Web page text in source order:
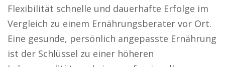
Flexibilität schnelle und dauerhafte Erfolge im
Vergleich zu einem Ernährungsberater vor Ort.
Eine gesunde, persönlich angepasste Ernährung
ist der Schlüssel zu einer höheren